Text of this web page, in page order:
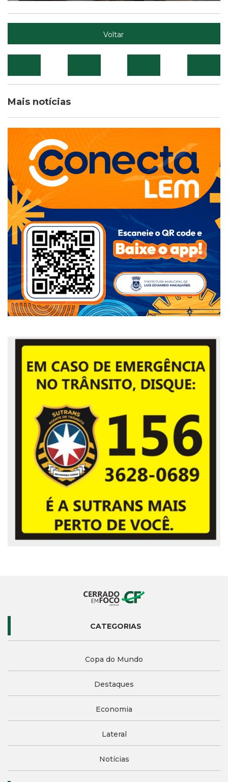
Voltar
Mais notícias
CATEGORIAS
Copa do Mundo
Destaques
Economia
Lateral
Notícias